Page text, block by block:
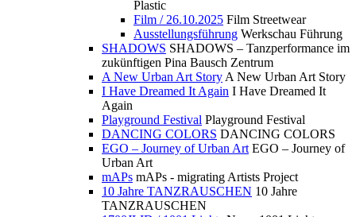
Plastic
Film / 26.10.2025 Film Streetwear
Ausstellungsführung Werkschau Führung
SHADOWS SHADOWS – Tanzperformance im
zukünftigen Pina Bausch Zentrum
A New Urban Art Story A New Urban Art Story
I Have Dreamed It Again I Have Dreamed It
Again
Playground Festival Playground Festival
DANCING COLORS DANCING COLORS
EGO – Journey of Urban Art EGO – Journey of
Urban Art
mAPs mAPs - migrating Artists Project
10 Jahre TANZRAUSCHEN 10 Jahre
TANZRAUSCHEN